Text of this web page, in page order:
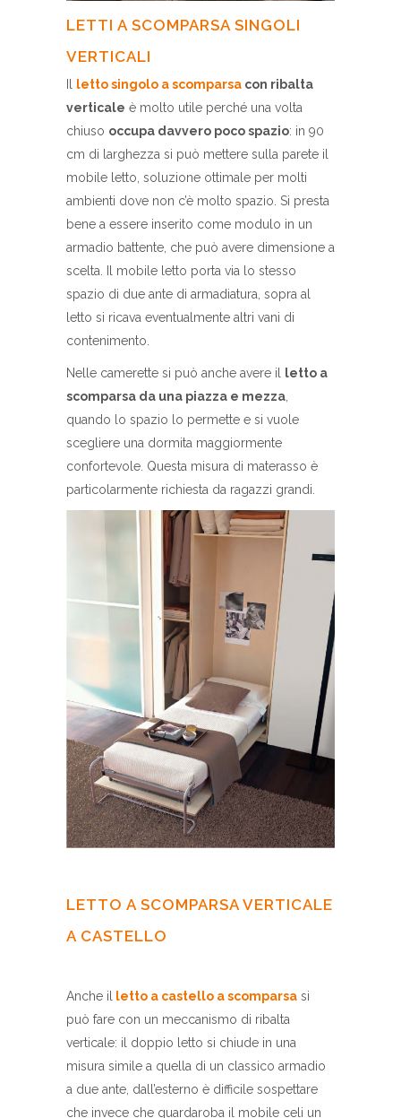
LETTI A SCOMPARSA SINGOLI
VERTICALI
letto singolo a scomparsa con ribalta
verticale è molto utile perché una volta
chiuso occupa davvero poco spazio: in 90
cm di larghezza si può mettere sulla parete il
mobile letto, soluzione ottimale per molti
ambienti dove non c’è molto spazio. Si presta
bene a essere inserito come modulo in un
armadio battente, che può avere dimensione a
scelta. Il mobile letto porta via lo stesso
spazio di due ante di armadiatura, sopra al
letto si ricava eventualmente altri vani di
contenimento.
Nelle camerette si può anche avere il
letto a
scomparsa da una piazza e mezza
quando lo spazio lo permette e si vuole
scegliere una dormita maggiormente
confortevole. Questa misura di materasso è
particolarmente richiesta da ragazzi grandi.
LETTO A SCOMPARSA VERTICALE
A CASTELLO
Anche il letto a castello a scomparsa si
può fare con un meccanismo di ribalta
verticale: il doppio letto si chiude in una
misura simile a quella di un classico armadio
a due ante, dall’esterno è difficile sospettare
che invece che guardaroba il mobile celi un